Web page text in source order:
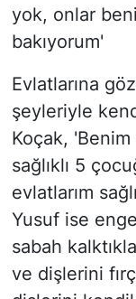
yok, onlar
bakıyorum'
Evlatlarına
şeyleriyle
Koçak,
sağlıklı 5
evlatlarım
Yusuf ise
sabah
ve dişlerini